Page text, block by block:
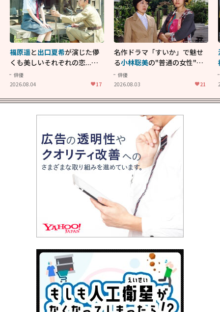
福原遥と出口夏希が演じた儚
くも美しいそれぞれの恋...生
きることの尊さを教えてくれ
た映画「あの花が咲く丘で、
俳優
2026.08.04
17
名作ドラマ「すいか」で魅せ
る小林聡美の"普通の女性"が
大人に刺さる...映画「かもめ
食堂」にも通じる静かな芝居
俳優
2026.08.03
21